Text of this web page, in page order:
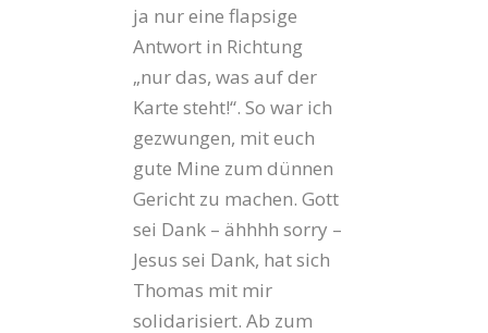
ja nur eine flapsige
Antwort in Richtung
„nur das, was auf der
Karte steht!“. So war ich
gezwungen, mit euch
gute Mine zum dünnen
Gericht zu machen. Gott
sei Dank – ähhhh sorry –
Jesus sei Dank, hat sich
Thomas mit mir
solidarisiert. Ab zum